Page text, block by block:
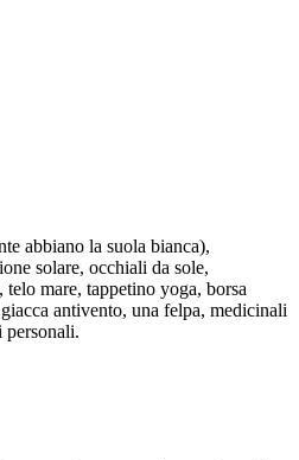
abbiano la suola bianca),
solare, occhiali da sole,
mare, tappetino yoga, borsa
antivento, una felpa, medicinali
personali.